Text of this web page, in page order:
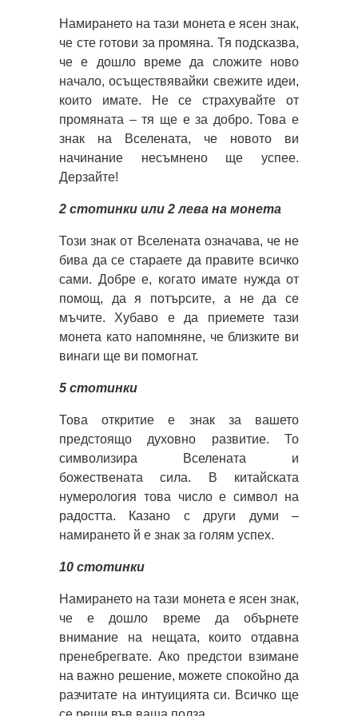
Намирането на тази монета е ясен знак,
че сте готови за промяна. Тя подсказва,
че е дошло време да сложите ново
начало, осъществявайки свежите идеи,
които имате. Не се страхувайте от
промяната – тя ще е за добро. Това е
знак на Вселената, че новото ви
начинание несъмнено ще успее.
Дерзайте!
2 стотинки или 2 лева на монета
Този знак от Вселената означава, че не
бива да се стараете да правите всичко
сами. Добре е, когато имате нужда от
помощ, да я потърсите, а не да се
мъчите. Хубаво е да приемете тази
монета като напомняне, че близките ви
винаги ще ви помогнат.
5 стотинки
Това откритие е знак за вашето
предстоящо духовно развитие. То
символизира Вселената и
божествената сила. В китайската
нумерология това число е символ на
радостта. Казано с други думи –
намирането й е знак за голям успех.
10 стотинки
Намирането на тази монета е ясен знак,
че е дошло време да обърнете
внимание на нещата, които отдавна
пренебрегвате. Ако предстои взимане
на важно решение, можете спокойно да
разчитате на интуицията си. Всичко ще